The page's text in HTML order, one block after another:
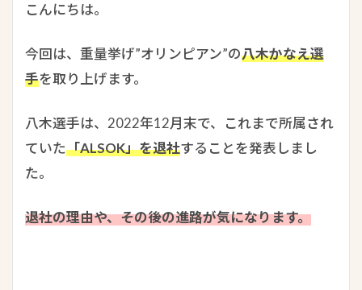
こんにちは。
今回は、重量挙げ”オリンピアン”の八木かなえ選
手を取り上げます。
八木選手は、2022年12月末で、これまで所属され
ていた「ALSOK」を退社することを発表しまし
た。
退社の理由や、その後の進路が気になります。